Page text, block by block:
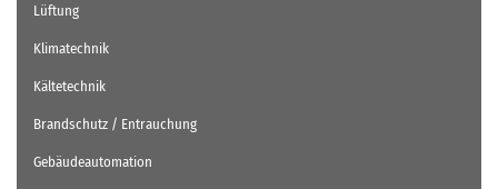
Lüftung
Klimatechnik
Kältetechnik
Brandschutz / Entrauchung
Gebäudeautomation